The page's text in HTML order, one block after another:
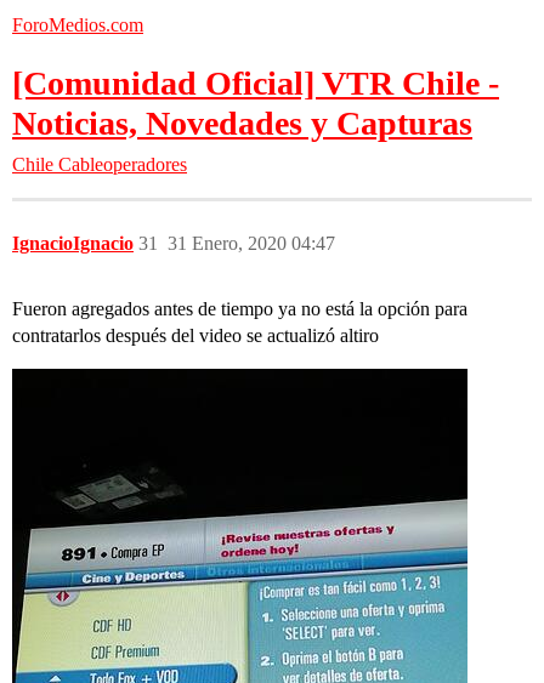
ForoMedios.com
[Comunidad Oficial] VTR Chile -
Noticias, Novedades y Capturas
Chile Cableoperadores
IgnacioIgnacio 31 Enero, 2020 04:47
31
Fueron agregados antes de tiempo ya no está la opción para
contratarlos después del video se actualizó altiro